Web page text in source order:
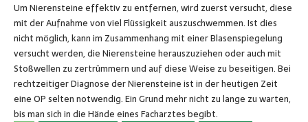
Um Nierensteine effektiv zu entfernen, wird zuerst versucht, diese
mit der Aufnahme von viel Flüssigkeit auszuschwemmen. Ist dies
nicht möglich, kann im Zusammenhang mit einer Blasenspiegelung
versucht werden, die Nierensteine herauszuziehen oder auch mit
Stoßwellen zu zertrümmern und auf diese Weise zu beseitigen. Bei
rechtzeitiger Diagnose der Nierensteine ist in der heutigen Zeit
eine OP selten notwendig. Ein Grund mehr nicht zu lange zu warten,
bis man sich in die Hände eines Facharztes begibt.